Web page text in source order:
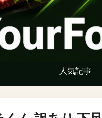
人気記事